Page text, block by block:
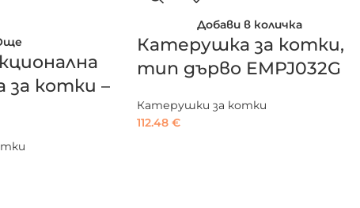
котки –
Добави в количка
Катерушка за котки,
тип дърво EMPJ032G
Катерушки за котки
112.48 €